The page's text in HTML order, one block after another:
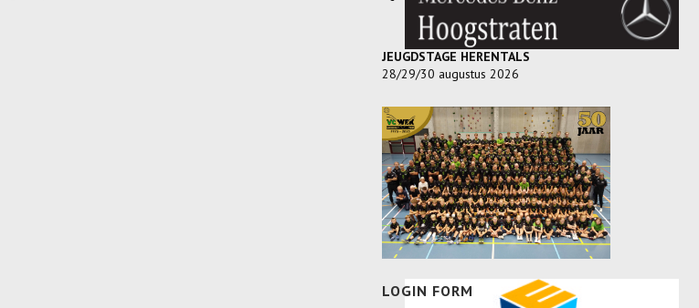
JEUGDSTAGE HERENTALS
28/29/30 augustus 2026
LOGIN FORM